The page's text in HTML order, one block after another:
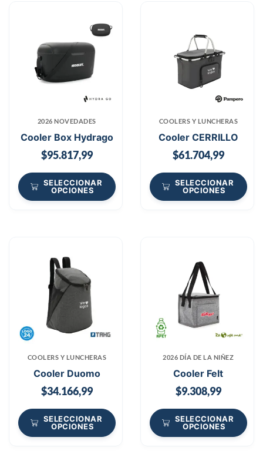
2026 NOVEDADES
Cooler Box Hydrago
$95.817,99
SELECCIONAR
OPCIONES
COOLERS Y LUNCHERAS
Cooler CERRILLO
$61.704,99
SELECCIONAR
OPCIONES
COOLERS Y LUNCHERAS
Cooler Duomo
$34.166,99
SELECCIONAR
OPCIONES
2026 DÍA DE LA NIÑEZ
Cooler Felt
$9.308,99
SELECCIONAR
OPCIONES